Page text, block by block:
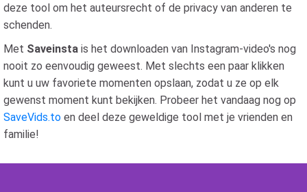
deze tool om het auteursrecht of de privacy van anderen te
schenden.
Met Saveinsta is het downloaden van Instagram-video's nog
nooit zo eenvoudig geweest. Met slechts een paar klikken
kunt u uw favoriete momenten opslaan, zodat u ze op elk
gewenst moment kunt bekijken. Probeer het vandaag nog op
SaveVids.to en deel deze geweldige tool met je vrienden en
familie!